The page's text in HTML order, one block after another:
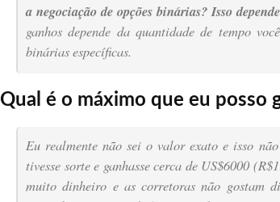
a negociação de opções binárias? Isso
ganhos depende da quantidade de tempo
binárias específicas.
Qual é o máximo que eu posso
Eu realmente não sei o valor exato e isso
tivesse sorte e ganhasse cerca de US$6000
muito dinheiro e as corretoras não gostam